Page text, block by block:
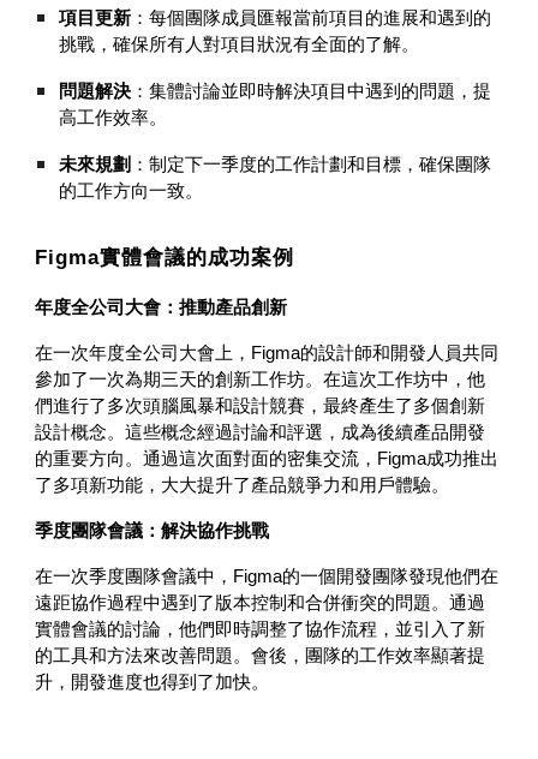
項目更新 ：每個團隊成員匯報當前項目的進展和遇到的
挑戰，確保所有人對項目狀況有全面的了解。
問題解決 ：集體討論並即時解決項目中遇到的問題，提
高工作效率。
未來規劃 ：制定下一季度的工作計劃和目標，確保團隊
的工作方向一致。
Figma實體會議的成功案例
年度全公司大會：推動產品創新
在一次年度全公司大會上，Figma的設計師和開發人員共同
參加了一次為期三天的創新工作坊。在這次工作坊中，他
們進行了多次頭腦風暴和設計競賽，最終產生了多個創新
設計概念。這些概念經過討論和評選，成為後續產品開發
的重要方向。通過這次面對面的密集交流，Figma成功推出
了多項新功能，大大提升了產品競爭力和用戶體驗。
季度團隊會議：解決協作挑戰
在一次季度團隊會議中，Figma的一個開發團隊發現他們在
遠距協作過程中遇到了版本控制和合併衝突的問題。通過
實體會議的討論，他們即時調整了協作流程，並引入了新
的工具和方法來改善問題。會後，團隊的工作效率顯著提
升，開發進度也得到了加快。